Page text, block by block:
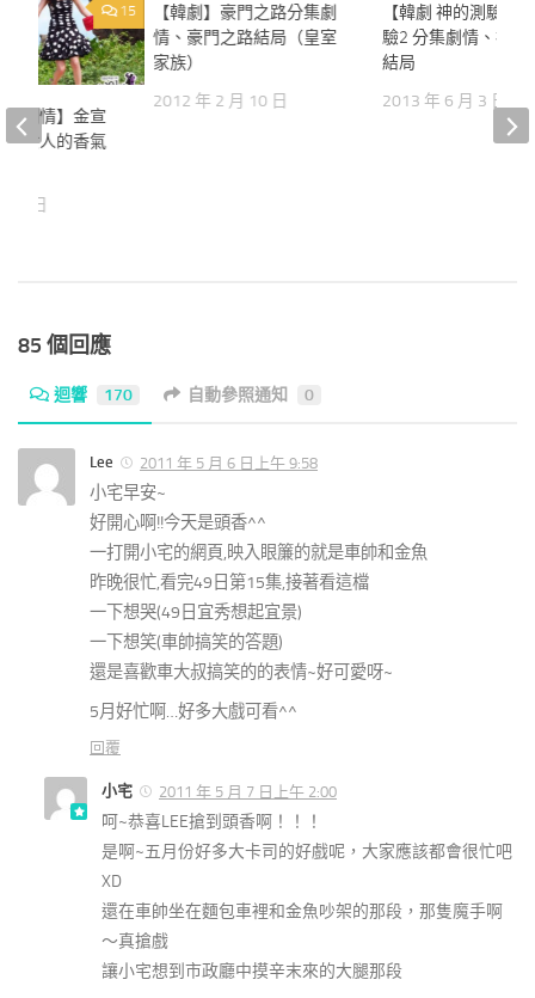
【韓劇】豪門之路分集劇
情、豪門之路結局（皇室
家族）
2012 年 2 月 10 日
【韓劇 神的測驗2
驗2 分集劇情、神的
結局
2013 年 6 月 3 日
15
氣劇情】金宣
～女人的香氣
5 日
85 個回應
迴響 170 自動參照通知 0
Lee 2011 年 5 月 6 日上午 9:58
小宅早安~
好開心啊!!今天是頭香^^
一打開小宅的網頁,映入眼簾的就是車帥和金魚
昨晚很忙,看完49日第15集,接著看這檔
一下想哭(49日宜秀想起宜景)
一下想笑(車帥搞笑的答題)
還是喜歡車大叔搞笑的的表情~好可愛呀~
5月好忙啊…好多大戲可看^^
回覆
小宅 2011 年 5 月 7 日上午 2:00
呵~恭喜LEE搶到頭香啊！！！
是啊~五月份好多大卡司的好戲呢，大家應該都會很忙吧
XD
還在車帥坐在麵包車裡和金魚吵架的那段，那隻魔手啊
～真搶戲
讓小宅想到市政廳中摸辛末來的大腿那段